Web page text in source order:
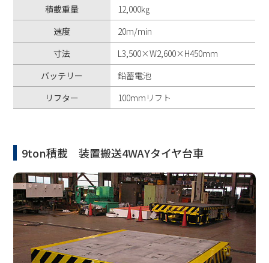
積載重量
12,000㎏
速度
20m/min
寸法
L3,500×W2,600×H450mm
バッテリー
鉛蓄電池
リフター
100mmリフト
9ton積載 装置搬送4WAYタイヤ台車